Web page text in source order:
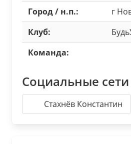
Город / н.п.:
г
Клуб:
Команда:
Социальные сети
Стахнёв Константин